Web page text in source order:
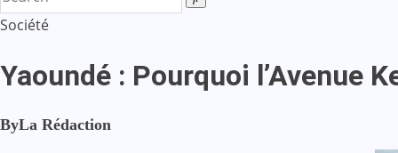
Société
Yaoundé : Pourquoi l’Avenue
ByLa Rédaction